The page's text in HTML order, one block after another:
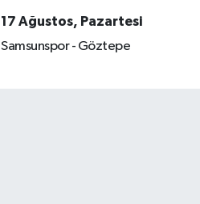
17 Ağustos, Pazartesi
Samsunspor - Göztepe